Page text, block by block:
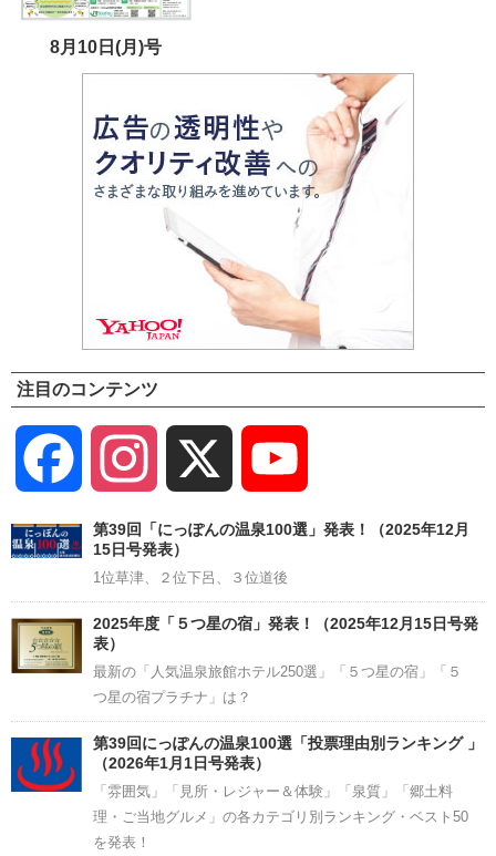
8月10日(月)号
注目のコンテンツ
Facebook Instagram
Channel
第39回「にっぽんの温泉100選」発表！（2025年12月
15日号発表）
1位草津、２位下呂、３位道後
2025年度「５つ星の宿」発表！（2025年12月15日号発
表）
最新の「人気温泉旅館ホテル250選」「５つ星の宿」「５
つ星の宿プラチナ」は？
第39回にっぽんの温泉100選「投票理由別ランキング 」
（2026年1月1日号発表）
「雰囲気」「見所・レジャー＆体験」「泉質」「郷土料
理・ご当地グルメ」の各カテゴリ別ランキング・ベスト50
を発表！